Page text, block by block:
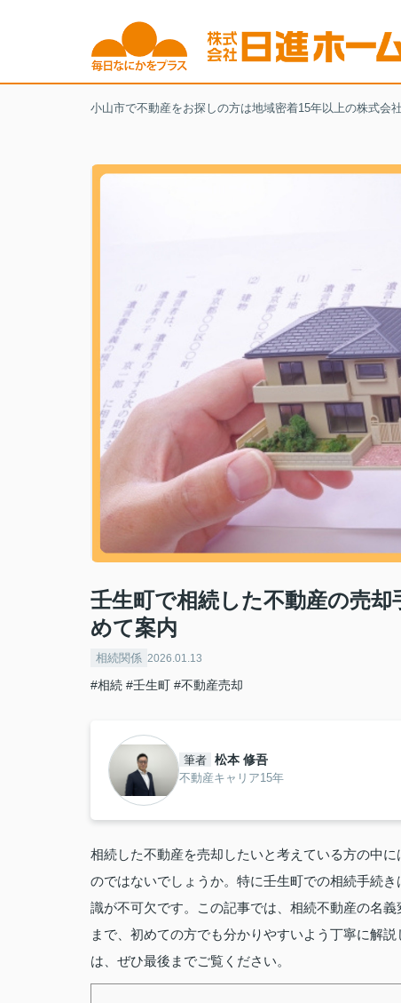
小山市で不動産をお探しの方は地域密着15年以上の株式会
壬生町で相続した不動産の売
めて案内
相続関係 2026.01.13
#相続 #壬生町 #不動産売却
筆者 松本 修吾
不動産キャリア15年
相続した不動産を売却したいと考えている方の中
のではないでしょうか。特に壬生町での相続手続
識が不可欠です。この記事では、相続不動産の名
まで、初めての方でも分かりやすいよう丁寧に解
は、ぜひ最後までご覧ください。